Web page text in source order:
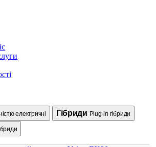
електричні Гібриди Plug-in гібриди